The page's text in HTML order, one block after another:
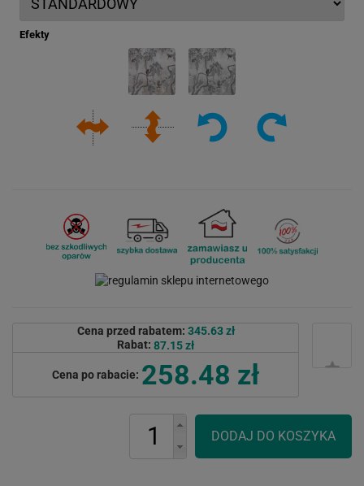
Efekty
Cena przed rabatem: 345.63 zł
Rabat: 87.15 zł
Cena po rabacie: 258.48 zł